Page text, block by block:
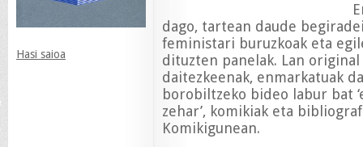
Hasi saioa
dago, tartean daude
feministari buruzkoak eta
dituzten panelak. Lan
daitezkeenak, enmarkatuak
borobiltzeko bideo labur bat
zehar’, komikiak eta
Komikigunean.